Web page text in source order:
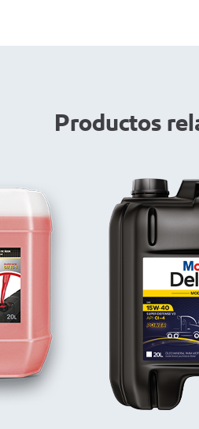
Productos